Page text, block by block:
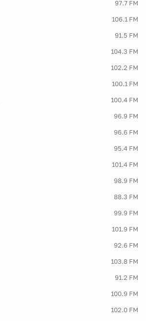
97.7 FM
106.1 FM
91.5 FM
104.3 FM
102.2 FM
100.1 FM
100.4 FM
96.9 FM
96.6 FM
95.4 FM
101.4 FM
98.9 FM
88.3 FM
99.9 FM
101.9 FM
92.6 FM
103.8 FM
91.2 FM
100.9 FM
102.0 FM